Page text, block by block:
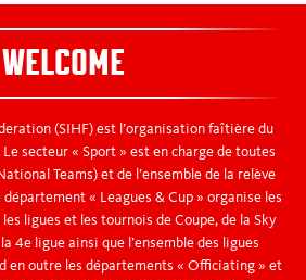
WELCOME
(SIHF) est l’organisation faîtière du
secteur « Sport » est en charge de toutes
Teams) et de l’ensemble de la relève
département « Leagues & Cup » organise les
ligues et les tournois de Coupe, de la Sky
4e ligue ainsi que l’ensemble des ligues
en outre les départements « Officiating » et